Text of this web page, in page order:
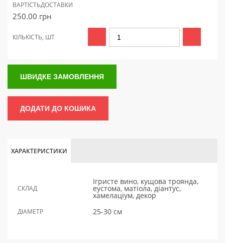
ВАРТІСТЬДОСТАВКИ
250.00 грн
КІЛЬКІСТЬ, ШТ
ШВИДКЕ ЗАМОВЛЕННЯ
ДОДАТИ ДО КОШИКА
ХАРАКТЕРИСТИКИ
СКЛАД
Ігристе вино, кущова троянда,
еустома, матіола, діантус,
хамелаціум, декор
ДІАМЕТР 25-30 см